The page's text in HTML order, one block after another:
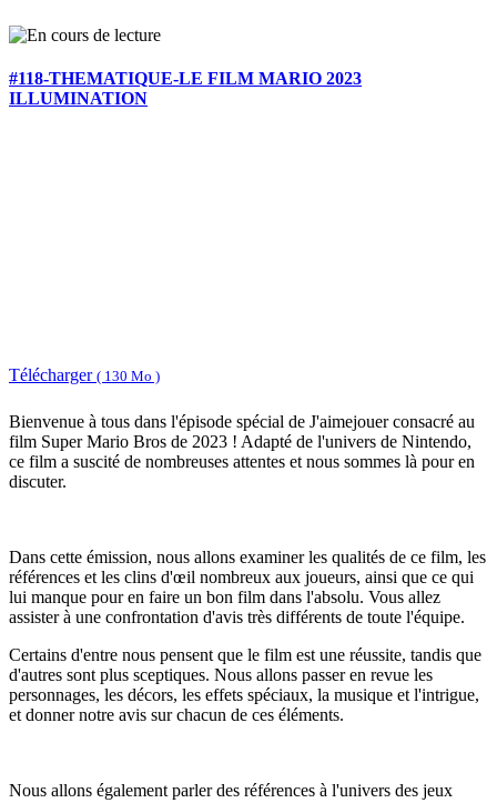
#118-THEMATIQUE-LE FILM MARIO 2023
ILLUMINATION
Télécharger ( 130 Mo )
Bienvenue à tous dans l'épisode spécial de J'aimejouer consacré au
film Super Mario Bros de 2023 ! Adapté de l'univers de Nintendo,
ce film a suscité de nombreuses attentes et nous sommes là pour en
discuter.
Dans cette émission, nous allons examiner les qualités de ce film, les
références et les clins d'œil nombreux aux joueurs, ainsi que ce qui
lui manque pour en faire un bon film dans l'absolu. Vous allez
assister à une confrontation d'avis très différents de toute l'équipe.
Certains d'entre nous pensent que le film est une réussite, tandis que
d'autres sont plus sceptiques. Nous allons passer en revue les
personnages, les décors, les effets spéciaux, la musique et l'intrigue,
et donner notre avis sur chacun de ces éléments.
Nous allons également parler des références à l'univers des jeux